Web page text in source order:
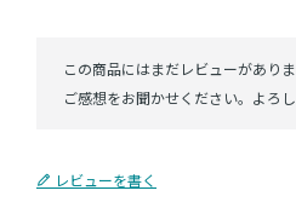
レビューを書く